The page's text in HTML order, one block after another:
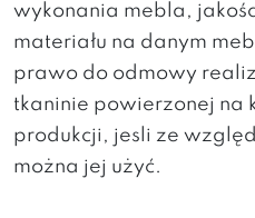
wykonania mebla,
materiału na danym
prawo do odmowy
tkaninie powierzonej na
produkcji, jesli ze
można jej użyć.